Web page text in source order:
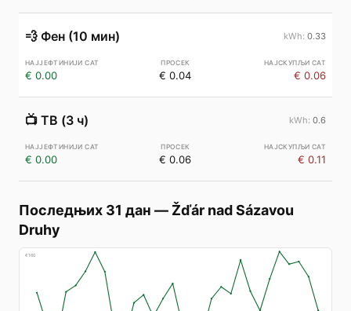
💨 Фен (10 мин) 0.33
€ 0.00 € 0.04 € 0.06
📺 ТВ (3 ч) 0.6
€ 0.00 € 0.06 € 0.11
Последњих 31 дан — Žďár nad Sázavou
Druhy
€160